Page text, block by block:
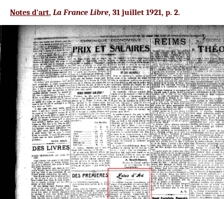
Notes d'art, La France Libre, 31 juillet 1921, p. 2.